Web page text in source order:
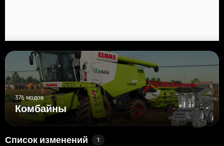
376 модов
Комбайны
Список изменений 1